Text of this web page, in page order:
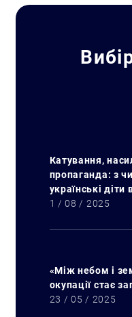
Катування,
пропаганда: з
українські діти
1 / 08 / 2025
«Між небом і
окупації стає
23 / 05 / 2025